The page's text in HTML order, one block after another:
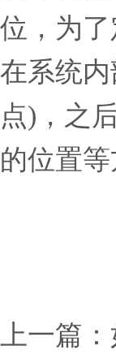
位，为
在系统
点)，之
的位置
上一篇：